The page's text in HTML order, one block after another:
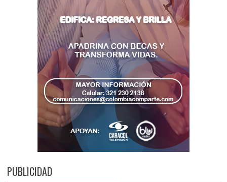
PUBLICIDAD